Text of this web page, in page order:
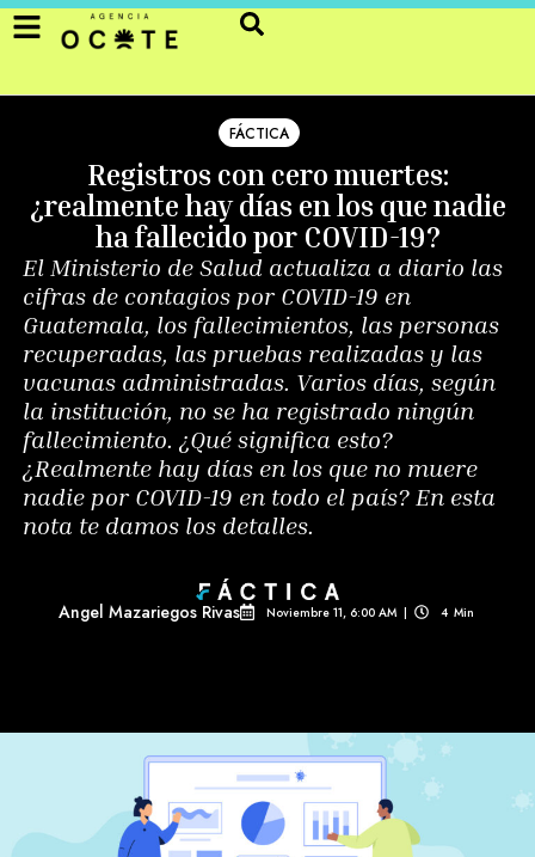
FÁCTICA
Registros con cero muertes:
¿realmente hay días en los que nadie
ha fallecido por COVID-19?
El Ministerio de Salud actualiza a diario las
cifras de contagios por COVID-19 en
Guatemala, los fallecimientos, las personas
recuperadas, las pruebas realizadas y las
vacunas administradas. Varios días, según
la institución, no se ha registrado ningún
fallecimiento. ¿Qué significa esto?
¿Realmente hay días en los que no muere
nadie por COVID-19 en todo el país? En esta
nota te damos los detalles.
Angel Mazariegos Rivas Noviembre 11, 6:00 AM | 4 Min